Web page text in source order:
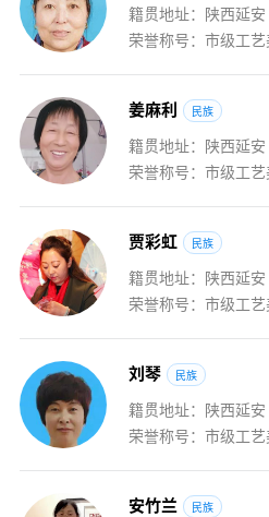
籍贯地址：陕西延安
荣誉称号：市级工
姜麻利 民族
籍贯地址：陕西延安
荣誉称号：市级工
贾彩虹 民族
籍贯地址：陕西延安
荣誉称号：市级工
刘琴 民族
籍贯地址：陕西延安
荣誉称号：市级工
安竹兰 民族